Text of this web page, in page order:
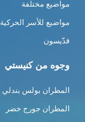
مواضيع مختلفة
مواضيع للأسر الحركية
قدّيسون
وجوه من كنيستي
المطران بولس بندلي
المطران جورج خضر